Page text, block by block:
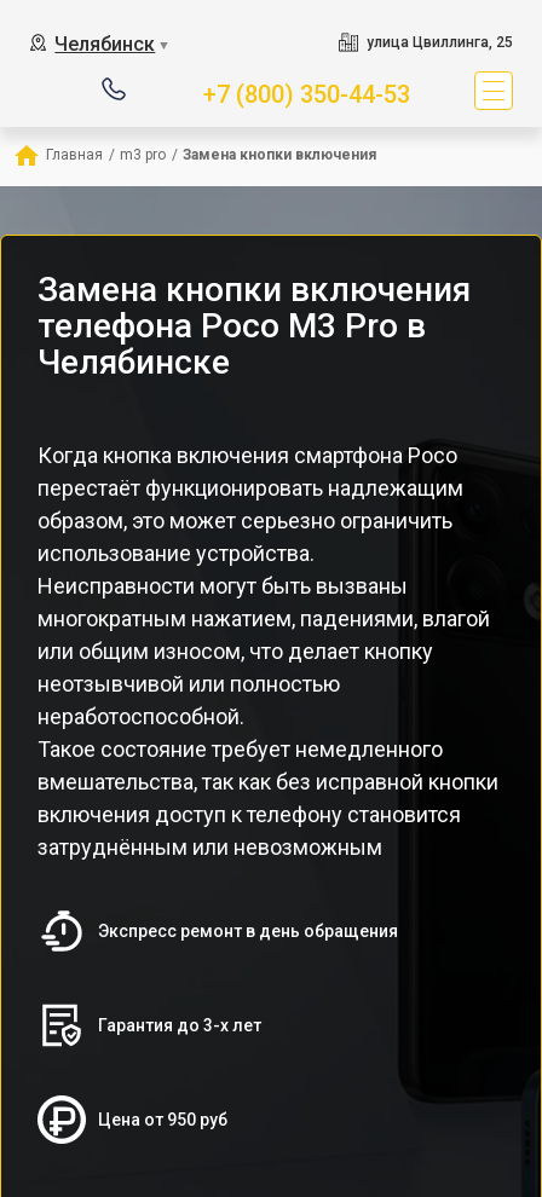
Челябинск ▼ улица Цвиллинга, 25
+7 (800) 350-44-53
Главная / m3 pro / Замена кнопки включения
Замена кнопки включения
телефона Poco M3 Pro в
Челябинске
Когда кнопка включения смартфона Poco
перестаёт функционировать надлежащим
образом, это может серьезно ограничить
использование устройства.
Неисправности могут быть вызваны
многократным нажатием, падениями, влагой
или общим износом, что делает кнопку
неотзывчивой или полностью
неработоспособной.
Такое состояние требует немедленного
вмешательства, так как без исправной кнопки
включения доступ к телефону становится
затруднённым или невозможным
Экспресс ремонт в день обращения
Гарантия до 3-х лет
Цена от 950 руб